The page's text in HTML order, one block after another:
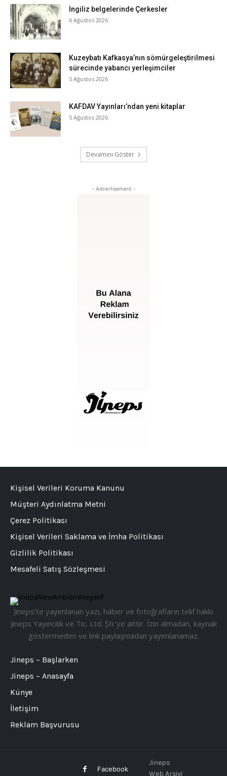
İngiliz belgelerinde Çerkesler
6 Ağustos 2026
Kuzeybatı Kafkasya’nın sömürgeleştirilmesi
sürecinde yabancı yerleşimciler
5 Ağustos 2026
KAFDAV Yayınları’ndan yeni kitaplar
5 Ağustos 2026
Devamını Göster
- Advertisement -
Jineps’te yayımlanan yazı, haber ve fotoğrafların telif hakkı
Jineps Yayıncılık ve Tic. Ltd. Şti.’ye aittir. İzin almadan, kaynak
göstermeden ve link paylaşmadan yayımlanamaz.
Jineps – Başlarken
Jineps – Anasayfa
Künye
İletişim
Reklam Başvurusu
Kişisel Verileri Koruma Kanunu
Müşteri Aydınlatma Metni
Çerez Politikası
Kişisel Verileri Saklama ve İmha Politikası
Gizlilik Politikası
Mesafeli Satış Sözleşmesi
Facebook
Jineps
Web Arşivi